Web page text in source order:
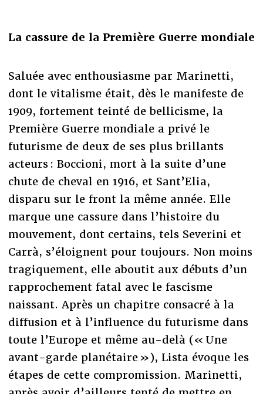
La cassure de la Première Guerre mondiale
Saluée avec enthousiasme par Marinetti,
dont le vitalisme était, dès le manifeste de
1909, fortement teinté de bellicisme, la
Première Guerre mondiale a privé le
futurisme de deux de ses plus brillants
acteurs : Boccioni, mort à la suite d’une
chute de cheval en 1916, et Sant’Elia,
disparu sur le front la même année. Elle
marque une cassure dans l’histoire du
mouvement, dont certains, tels Severini et
Carrà, s’éloignent pour toujours. Non moins
tragiquement, elle aboutit aux débuts d’un
rapprochement fatal avec le fascisme
naissant. Après un chapitre consacré à la
diffusion et à l’influence du futurisme dans
toute l’Europe et même au-delà (« Une
avant-garde planétaire »), Lista évoque les
étapes de cette compromission. Marinetti,